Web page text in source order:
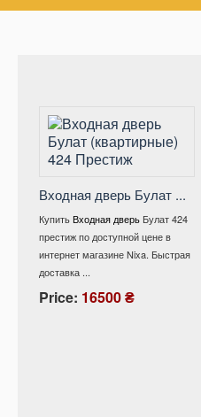
Входная дверь Булат ...
Купить Входная дверьБулат 424
престиж по доступной цене в
интернет магазине Nixa. Быстрая
доставка ...
Price: 16500 ₴